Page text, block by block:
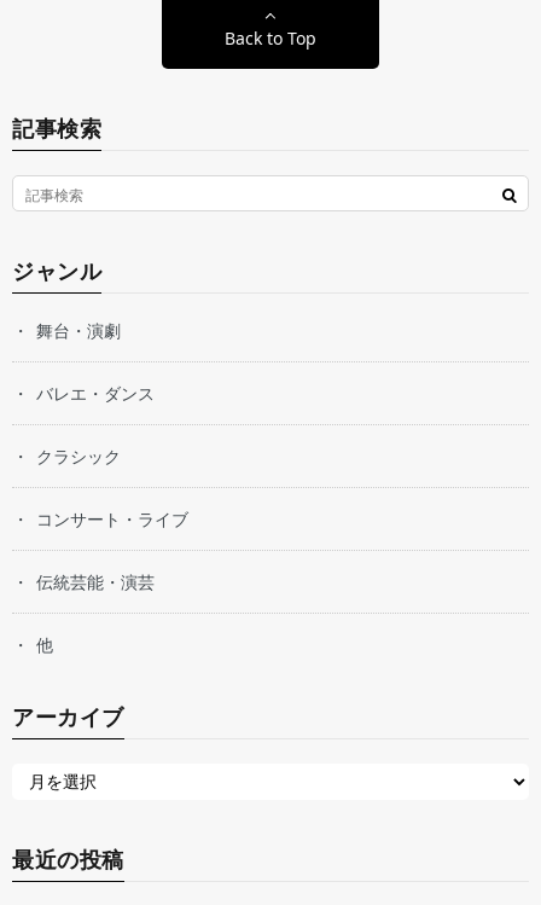
Back to Top
記事検索
ジャンル
舞台・演劇
バレエ・ダンス
クラシック
コンサート・ライブ
伝統芸能・演芸
他
アーカイブ
最近の投稿